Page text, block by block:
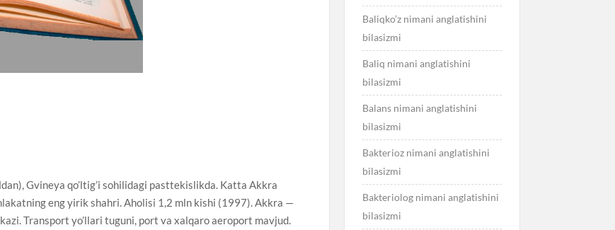
Gvineya qo’ltig’i sohilidagi pasttekislikda. Katta Akkra
eng yirik shahri. Aholisi 1,2 mln kishi (1997). Akkra —
Transport yo’llari tuguni, port va xalqaro aeroport mavjud.
Baliqko’z nimani anglatishini
bilasizmi
Baliq nimani anglatishini
bilasizmi
Balans nimani anglatishini
bilasizmi
Bakterioz nimani anglatishini
bilasizmi
Bakteriolog nimani anglatishini
bilasizmi